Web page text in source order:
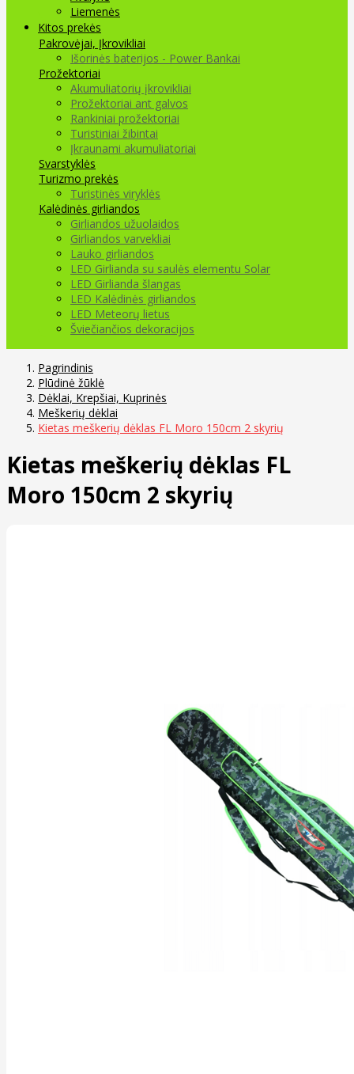
Liemenės
Kitos prekės
Pakrovėjai, Įkrovikliai
Išorinės baterijos - Power Bankai
Prožektoriai
Akumuliatorių įkrovikliai
Prožektoriai ant galvos
Rankiniai prožektoriai
Turistiniai žibintai
Įkraunami akumuliatoriai
Svarstyklės
Turizmo prekės
Turistinės viryklės
Kalėdinės girliandos
Girliandos užuolaidos
Girliandos varvekliai
Lauko girliandos
LED Girlianda su saulės elementu Solar
LED Girlianda šlangas
LED Kalėdinės girliandos
LED Meteorų lietus
Šviečiančios dekoracijos
Pagrindinis
Plūdinė žūklė
Dėklai, Krepšiai, Kuprinės
Meškerių dėklai
Kietas meškerių dėklas FL Moro 150cm 2 skyrių
Kietas meškerių dėklas FL
Moro 150cm 2 skyrių